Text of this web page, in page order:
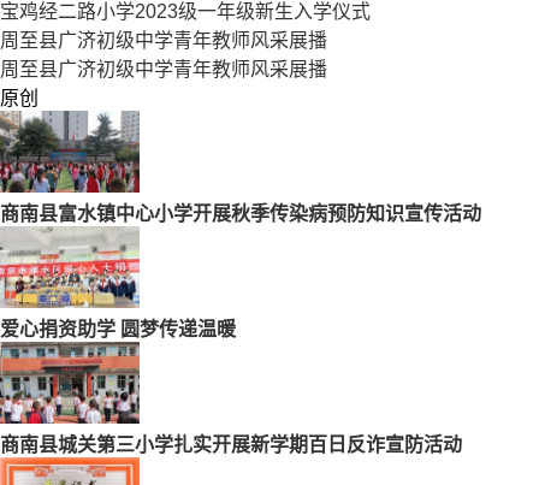
宝鸡经二路小学2023级一年级新生入学仪式
周至县广济初级中学青年教师风采展播
周至县广济初级中学青年教师风采展播
原创
商南县富水镇中心小学开展秋季传染病预防知识宣传活动
爱心捐资助学 圆梦传递温暖
商南县城关第三小学扎实开展新学期百日反诈宣防活动